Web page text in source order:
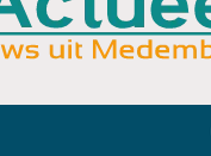
Actueel